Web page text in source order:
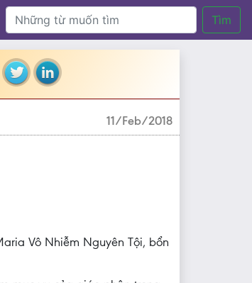
Tìm
11/Feb/2018
Vô Nhiễm Nguyên Tội, bổn